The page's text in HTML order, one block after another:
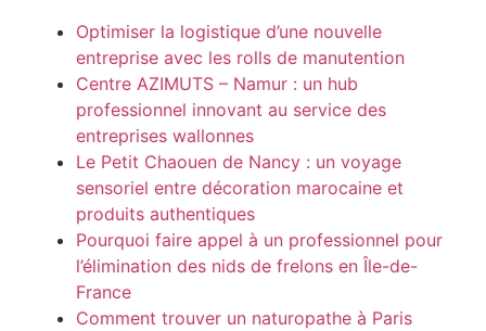
Optimiser la logistique d’une nouvelle
entreprise avec les rolls de manutention
Centre AZIMUTS – Namur : un hub
professionnel innovant au service des
entreprises wallonnes
Le Petit Chaouen de Nancy : un voyage
sensoriel entre décoration marocaine et
produits authentiques
Pourquoi faire appel à un professionnel pour
l’élimination des nids de frelons en Île-de-
France
Comment trouver un naturopathe à Paris